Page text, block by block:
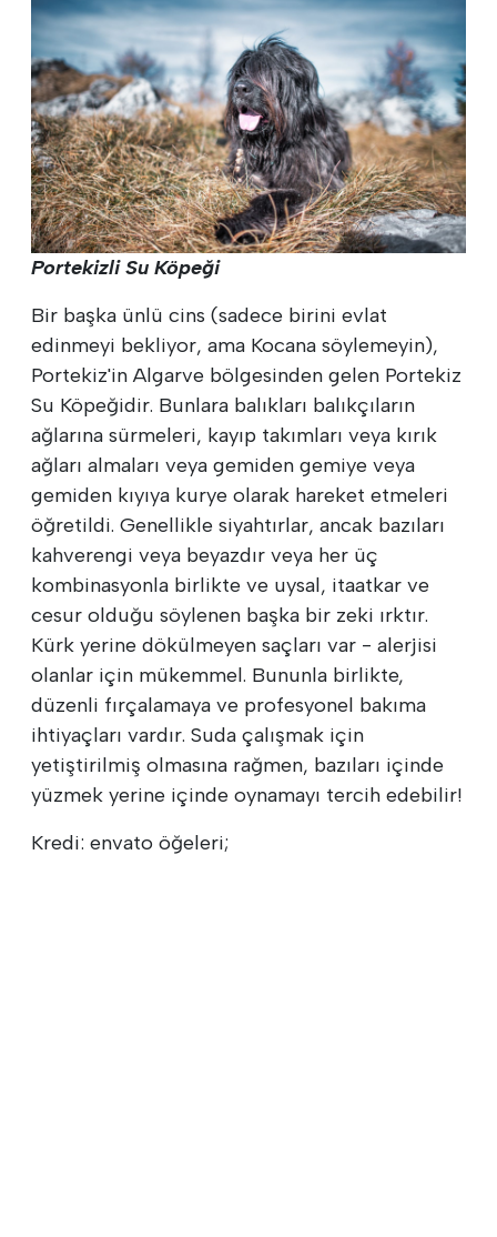
Portekizli Su Köpeği
Bir başka ünlü cins (sadece birini evlat
edinmeyi bekliyor, ama Kocana söylemeyin),
Portekiz'in Algarve bölgesinden gelen Portekiz
Su Köpeğidir. Bunlara balıkları balıkçıların
ağlarına sürmeleri, kayıp takımları veya kırık
ağları almaları veya gemiden gemiye veya
gemiden kıyıya kurye olarak hareket etmeleri
öğretildi. Genellikle siyahtırlar, ancak bazıları
kahverengi veya beyazdır veya her üç
kombinasyonla birlikte ve uysal, itaatkar ve
cesur olduğu söylenen başka bir zeki ırktır.
Kürk yerine dökülmeyen saçları var - alerjisi
olanlar için mükemmel. Bununla birlikte,
düzenli fırçalamaya ve profesyonel bakıma
ihtiyaçları vardır. Suda çalışmak için
yetiştirilmiş olmasına rağmen, bazıları içinde
yüzmek yerine içinde oynamayı tercih edebilir!
Kredi: envato öğeleri;